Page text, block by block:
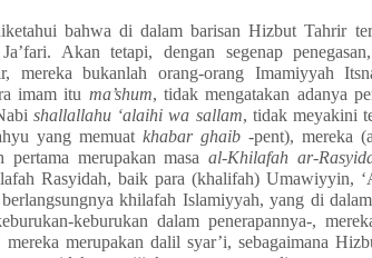
bahwa di dalam barisan Hizbut Tahrir
Akan tetapi, dengan segenap
mereka bukanlah orang-orang Imamiyyah
imam itu ma’shum, tidak mengatakan adanya
shallallahu ‘alaihi wa sallam, tidak meyakini
yang memuat khabar ghaib -pent), mereka
pertama merupakan masaal-Khilafah ar-
Rasyidah, baik para (khalifah) Umawiyyin,
berlangsungnya khilafah Islamiyyah, yang di
keburukan dalam penerapannya-,
mereka merupakan dalil syar’i, sebagaimana